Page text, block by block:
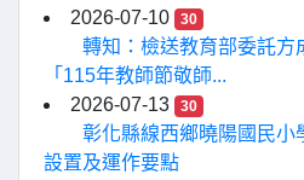
2026-07-10
30
轉知：檢送教育部委託方
「115年教師節敬師...
2026-07-13
30
彰化縣線西鄉曉陽國民小
設置及運作要點